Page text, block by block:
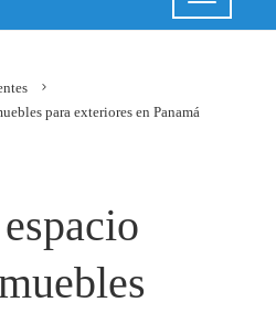
para exteriores en Panamá